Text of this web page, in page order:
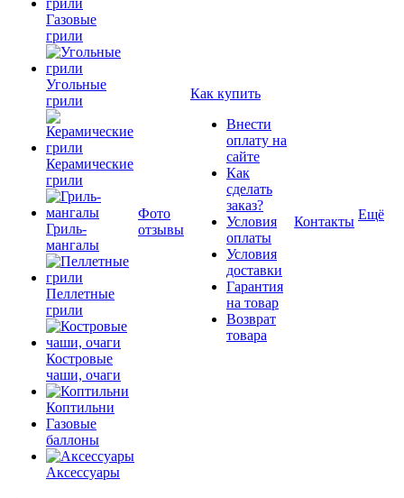
Газовые
грили
Угольные
грили
Керамические
грили
Гриль-
мангалы
Пеллетные
грили
Костровые
чаши, очаги
Коптильни
Газовые
баллоны
Аксессуары
Фото
отзывы
Как купить
Внести
оплату на
сайте
Как
сделать
заказ?
Условия
оплаты
Условия
доставки
Гарантия
на товар
Возврат
товара
Контакты Ещё